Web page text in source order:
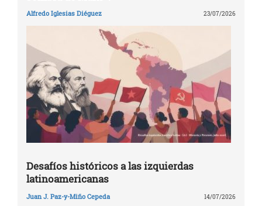
Alfredo Iglesias Diéguez 23/07/2026
Desafíos históricos a las izquierdas
latinoamericanas
Juan J. Paz-y-Miño Cepeda 14/07/2026